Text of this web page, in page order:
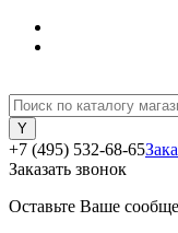
+7 (495) 532-68-65
Заказать звонок
Оставьте Ваше